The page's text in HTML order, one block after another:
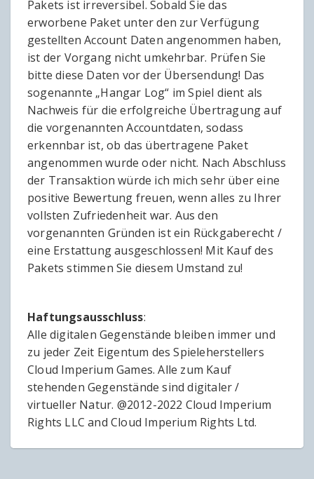
Pakets ist irreversibel. Sobald Sie das
erworbene Paket unter den zur Verfügung
gestellten Account Daten angenommen haben,
ist der Vorgang nicht umkehrbar. Prüfen Sie
bitte diese Daten vor der Übersendung! Das
sogenannte „Hangar Log“ im Spiel dient als
Nachweis für die erfolgreiche Übertragung auf
die vorgenannten Accountdaten, sodass
erkennbar ist, ob das übertragene Paket
angenommen wurde oder nicht. Nach Abschluss
der Transaktion würde ich mich sehr über eine
positive Bewertung freuen, wenn alles zu Ihrer
vollsten Zufriedenheit war. Aus den
vorgenannten Gründen ist ein Rückgaberecht /
eine Erstattung ausgeschlossen! Mit Kauf des
Pakets stimmen Sie diesem Umstand zu!
Haftungsausschluss:
Alle digitalen Gegenstände bleiben immer und
zu jeder Zeit Eigentum des Spieleherstellers
Cloud Imperium Games. Alle zum Kauf
stehenden Gegenstände sind digitaler /
virtueller Natur. @2012-2022 Cloud Imperium
Rights LLC and Cloud Imperium Rights Ltd.